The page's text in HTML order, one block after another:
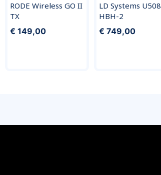
RODE Wireless GO II
TX
€ 149,00
LD Systems U508
HBH-2
€ 749,00